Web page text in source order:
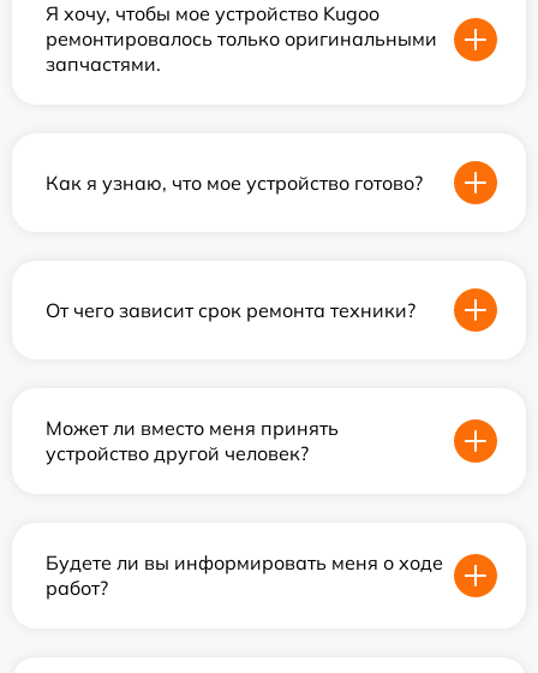
Я хочу, чтобы мое устройство Kugoo
ремонтировалось только оригинальными
запчастями.
Как я узнаю, что мое устройство готово?
От чего зависит срок ремонта техники?
Может ли вместо меня принять
устройство другой человек?
Будете ли вы информировать меня о ходе
работ?